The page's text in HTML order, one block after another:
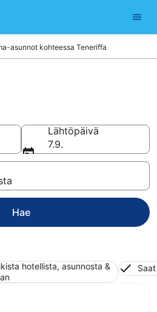
asunnot kohteessa Teneriffa
Lähtöpäivä
7.9.
Hae
hotellista, asunnosta &